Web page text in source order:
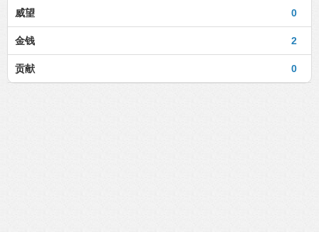
0
威望
2
金钱
0
贡献